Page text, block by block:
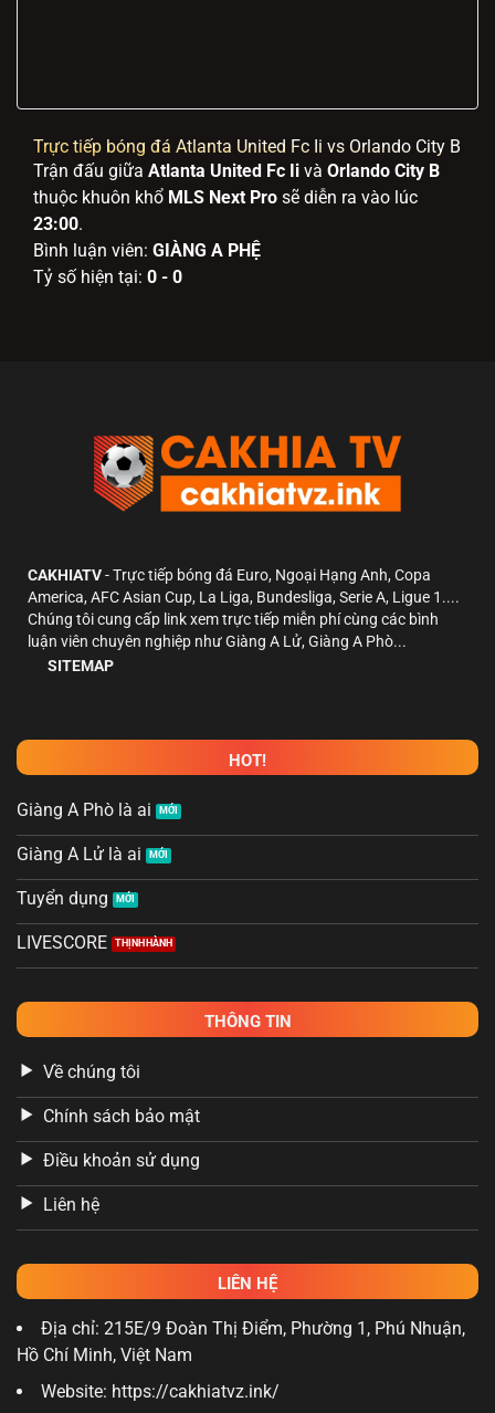
Trực tiếp bóng đá Atlanta United Fc Ii vs Orlando City B
Trận đấu giữa Atlanta United Fc Ii và Orlando City B
thuộc khuôn khổ MLS Next Pro sẽ diễn ra vào lúc
23:00.
Bình luận viên: GIÀNG A PHỆ
Tỷ số hiện tại: 0 - 0
CAKHIATV- Trực tiếp bóng đá Euro, Ngoại Hạng Anh, Copa
America, AFC Asian Cup, La Liga, Bundesliga, Serie A, Ligue 1....
Chúng tôi cung cấp link xem trực tiếp miễn phí cùng các bình
luận viên chuyên nghiệp như Giàng A Lử, Giàng A Phò...
SITEMAP
HOT!
Giàng A Phò là ai
Giàng A Lử là ai
Tuyển dụng
LIVESCORE
THÔNG TIN
Về chúng tôi
Chính sách bảo mật
Điều khoản sử dụng
Liên hệ
LIÊN HỆ
Địa chỉ: 215E/9 Đoàn Thị Điểm, Phường 1, Phú Nhuận,
Hồ Chí Minh, Việt Nam
Website: https://cakhiatvz.ink/